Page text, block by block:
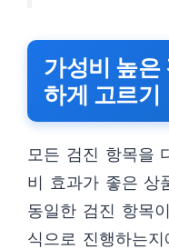
가성비 높은
하게 고르기
모든 검진 항목을
비 효과가 좋은 상
동일한 검진 항목
식으로 진행하는